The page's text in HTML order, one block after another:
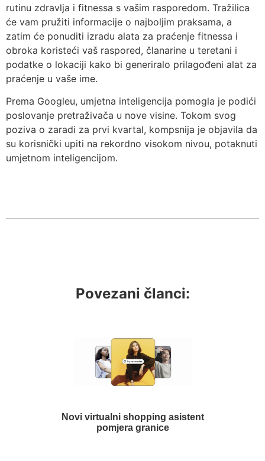
rutinu zdravlja i fitnessa s vašim rasporedom. Tražilica
će vam pružiti informacije o najboljim praksama, a
zatim će ponuditi izradu alata za praćenje fitnessa i
obroka koristeći vaš raspored, članarine u teretani i
podatke o lokaciji kako bi generiralo prilagođeni alat za
praćenje u vaše ime.
Prema Googleu, umjetna inteligencija pomogla je podići
poslovanje pretraživača u nove visine. Tokom svog
poziva o zaradi za prvi kvartal, kompsnija je objavila da
su korisnički upiti na rekordno visokom nivou, potaknuti
umjetnom inteligencijom.
Povezani članci:
Novi virtualni shopping asistent
pomjera granice